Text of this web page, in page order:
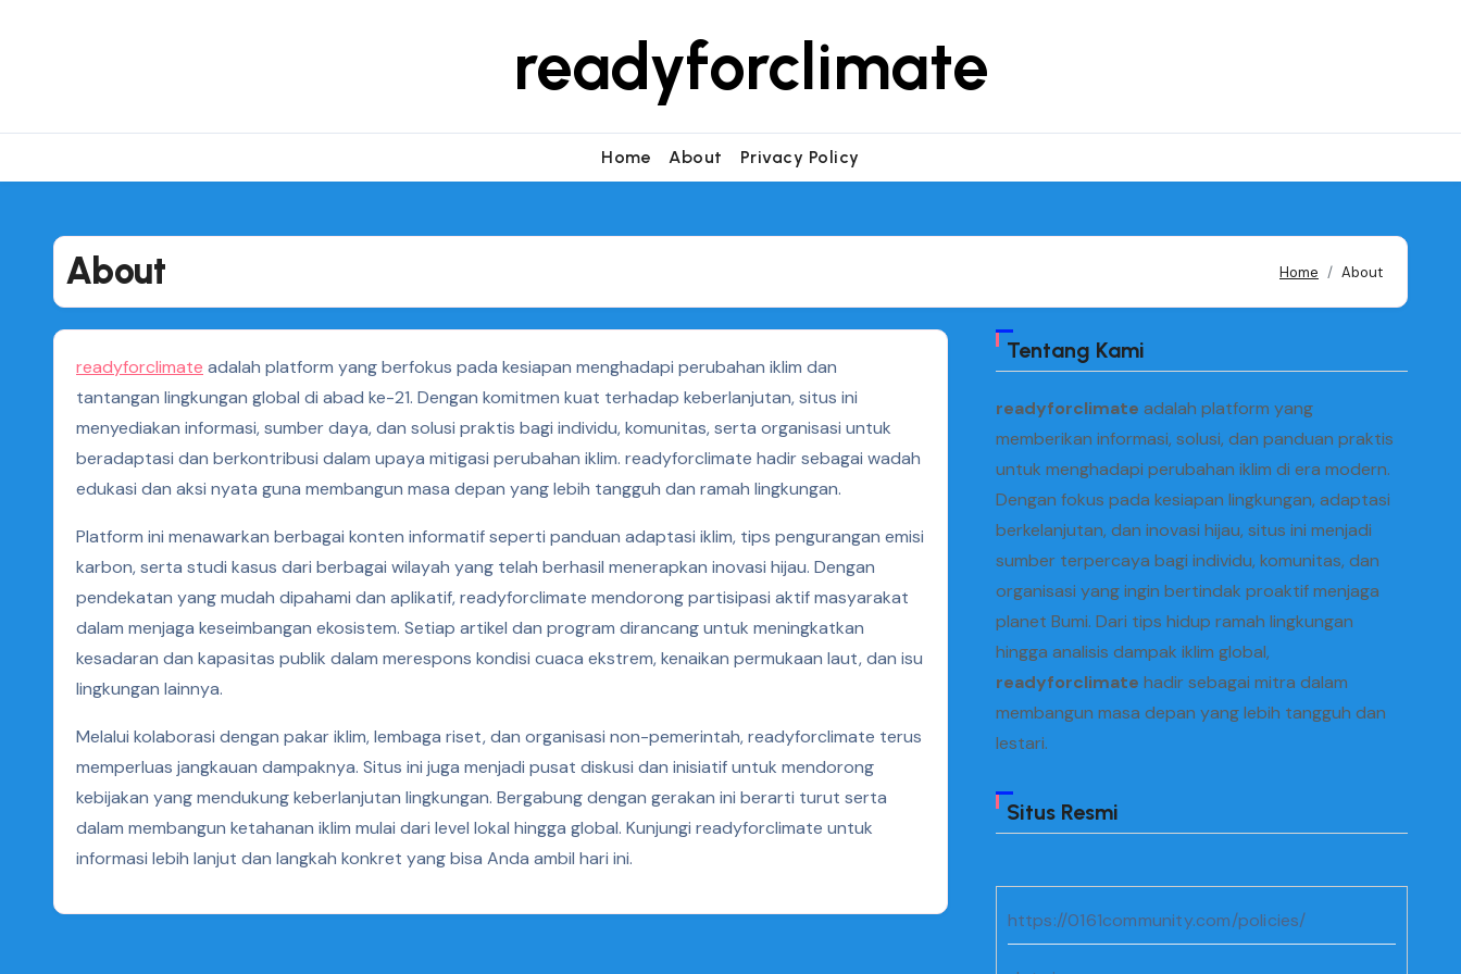
readyforclimate
Home About Privacy Policy
About Home About
readyforclimate adalah platform yang berfokus pada kesiapan menghadapi perubahan iklim dan
tantangan lingkungan global di abad ke-21. Dengan komitmen kuat terhadap keberlanjutan, situs ini
menyediakan informasi, sumber daya, dan solusi praktis bagi individu, komunitas, serta organisasi untuk
beradaptasi dan berkontribusi dalam upaya mitigasi perubahan iklim. readyforclimate hadir sebagai wadah
edukasi dan aksi nyata guna membangun masa depan yang lebih tangguh dan ramah lingkungan.
Platform ini menawarkan berbagai konten informatif seperti panduan adaptasi iklim, tips pengurangan emisi
karbon, serta studi kasus dari berbagai wilayah yang telah berhasil menerapkan inovasi hijau. Dengan
pendekatan yang mudah dipahami dan aplikatif, readyforclimate mendorong partisipasi aktif masyarakat
dalam menjaga keseimbangan ekosistem. Setiap artikel dan program dirancang untuk meningkatkan
kesadaran dan kapasitas publik dalam merespons kondisi cuaca ekstrem, kenaikan permukaan laut, dan isu
lingkungan lainnya.
Melalui kolaborasi dengan pakar iklim, lembaga riset, dan organisasi non-pemerintah, readyforclimate terus
memperluas jangkauan dampaknya. Situs ini juga menjadi pusat diskusi dan inisiatif untuk mendorong
kebijakan yang mendukung keberlanjutan lingkungan. Bergabung dengan gerakan ini berarti turut serta
dalam membangun ketahanan iklim mulai dari level lokal hingga global. Kunjungi readyforclimate untuk
informasi lebih lanjut dan langkah konkret yang bisa Anda ambil hari ini.
Tentang Kami
readyforclimate adalah platform yang
memberikan informasi, solusi, dan panduan praktis
untuk menghadapi perubahan iklim di era modern.
Dengan fokus pada kesiapan lingkungan, adaptasi
berkelanjutan, dan inovasi hijau, situs ini menjadi
sumber terpercaya bagi individu, komunitas, dan
organisasi yang ingin bertindak proaktif menjaga
planet Bumi. Dari tips hidup ramah lingkungan
hingga analisis dampak iklim global,
readyforclimate hadir sebagai mitra dalam
membangun masa depan yang lebih tangguh dan
lestari.
Situs Resmi
https://0161community.com/policies/